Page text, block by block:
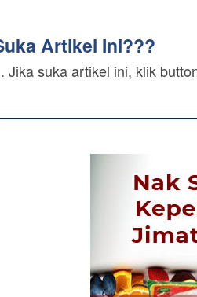
Artikel Ini???
Jika suka artikel ini, klik